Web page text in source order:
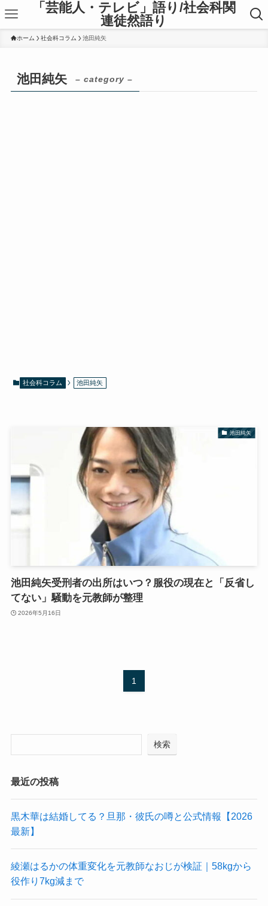
「芸能人・テレビ」語り/社会科関
連徒然語り
ホーム 社会科コラム 池田純矢
池田純矢 – category –
社会科コラム 池田純矢
池田純矢
池田純矢受刑者の出所はいつ？服役の現在と「反省し
てない」騒動を元教師が整理
2026年5月16日
1
検索
最近の投稿
黒木華は結婚してる？旦那・彼氏の噂と公式情報【2026
最新】
綾瀬はるかの体重変化を元教師なおじが検証｜58kgから
役作り7kg減まで